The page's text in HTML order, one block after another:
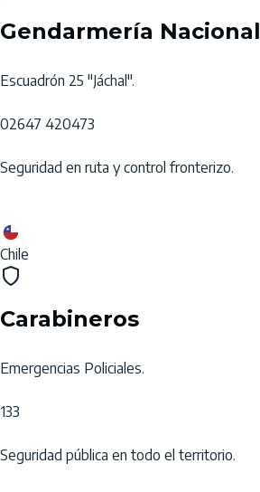
Gendarmería Nacional
Escuadrón 25 "Jáchal".
02647 420473
Seguridad en ruta y control fronterizo.
Chile
Carabineros
Emergencias Policiales.
133
Seguridad pública en todo el territorio.